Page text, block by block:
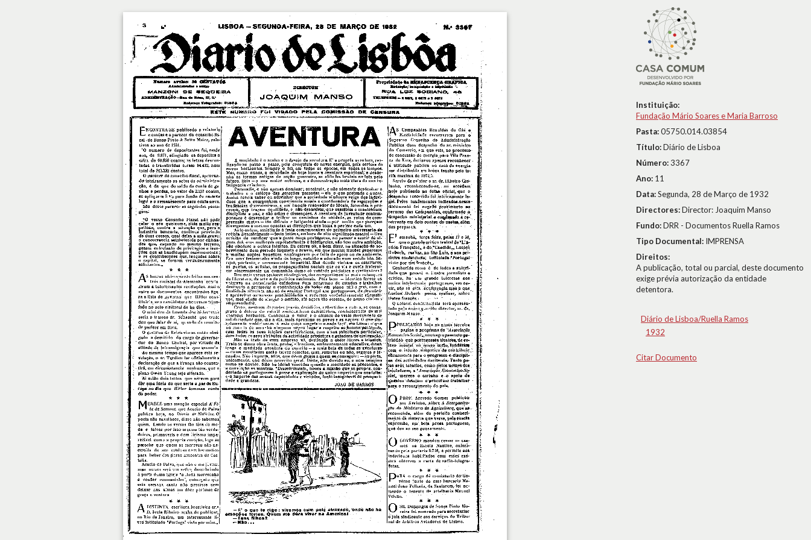
Instituição:
Fundação Mário Soares e Maria Barroso
Pasta:05750.014.03854
Título:Diário de Lisboa
Número:3367
Ano: 11
Data:Segunda, 28 de Março de 1932
Directores:Director: Joaquim Manso
Fundo:DRR - Documentos Ruella Ramos
Tipo Documental: IMPRENSA
Direitos:
A publicação, total ou parcial, deste documento
exige prévia autorização da entidade
detentora.
Diário de Lisboa/Ruella Ramos
1932
Citar Documento